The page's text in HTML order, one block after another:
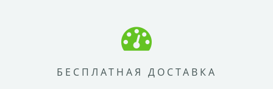
БЕСПЛАТНАЯ ДОСТАВКА